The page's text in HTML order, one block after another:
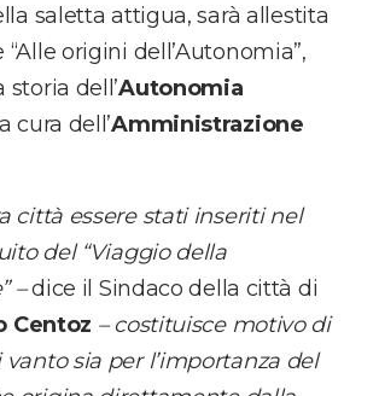
saletta attigua, sarà allestita
“Alle origini dell’Autonomia”,
dell’Autonomia
a cura dell’Amministrazione
città essere stati inseriti nel
del “Viaggio della
–dice il Sindaco della città di
Centoz – costituisce motivo di
sia per l’importanza del